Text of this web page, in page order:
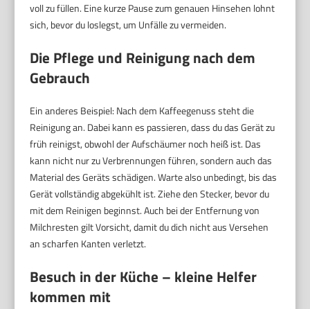
voll zu füllen. Eine kurze Pause zum genauen Hinsehen lohnt
sich, bevor du loslegst, um Unfälle zu vermeiden.
Die Pflege und Reinigung nach dem
Gebrauch
Ein anderes Beispiel: Nach dem Kaffeegenuss steht die
Reinigung an. Dabei kann es passieren, dass du das Gerät zu
früh reinigst, obwohl der Aufschäumer noch heiß ist. Das
kann nicht nur zu Verbrennungen führen, sondern auch das
Material des Geräts schädigen. Warte also unbedingt, bis das
Gerät vollständig abgekühlt ist. Ziehe den Stecker, bevor du
mit dem Reinigen beginnst. Auch bei der Entfernung von
Milchresten gilt Vorsicht, damit du dich nicht aus Versehen
an scharfen Kanten verletzt.
Besuch in der Küche – kleine Helfer
kommen mit